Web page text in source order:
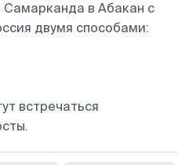
в Абакан с
двумя способами:
встречаться